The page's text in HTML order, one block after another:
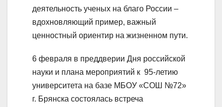
деятельность ученых на благо России –
вдохновляющий пример, важный
ценностный ориентир на жизненном пути.
6 февраля в преддверии Дня российской
науки и плана мероприятий к 95-летию
университета на базе МБОУ «СОШ №72»
г. Брянска состоялась встреча